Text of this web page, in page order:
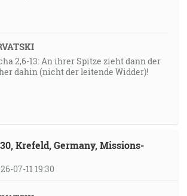
2,6-13: An ihrer Spitze zieht dann der
dahin (nicht der leitende Widder)!
Krefeld, Germany, Missions-
07-11 19:30